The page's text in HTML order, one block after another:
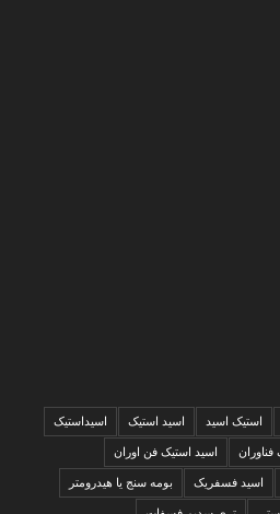
استیک اسید اسید استیک اسیداستیک
فناوران اسید استیک فن اوران
اسید فسفریک بومه سنج یا هیدرومتر